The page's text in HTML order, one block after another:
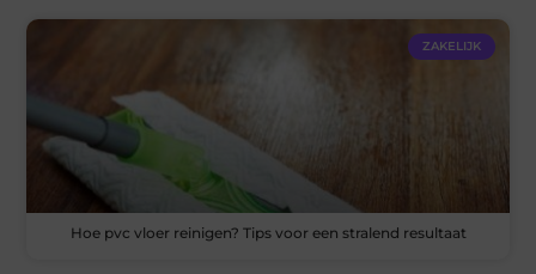
ZAKELIJK
Hoe pvc vloer reinigen? Tips voor een stralend resultaat